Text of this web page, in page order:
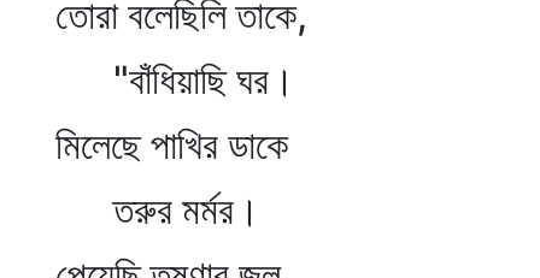
তোরা বলেছিলি তাকে,
"বাঁধিয়াছি ঘর।
মিলেছে পাখির ডাকে
তরুর মর্মর।